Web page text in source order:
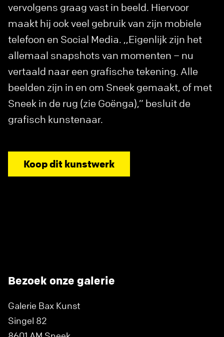
vervolgens graag vast in beeld. Hiervoor
maakt hij ook veel gebruik van zijn mobiele
telefoon en Social Media. ,,Eigenlijk zijn het
allemaal snapshots van momenten – nu
vertaald naar een grafische tekening. Alle
beelden zijn in en om Sneek gemaakt, of met
Sneek in de rug (zie Goënga),” besluit de
grafisch kunstenaar.
Koop dit kunstwerk
Bezoek onze galerie
Galerie Bax Kunst
Singel 82